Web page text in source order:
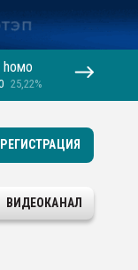
hомо
25,22%
ВИДЕОКАНАЛ